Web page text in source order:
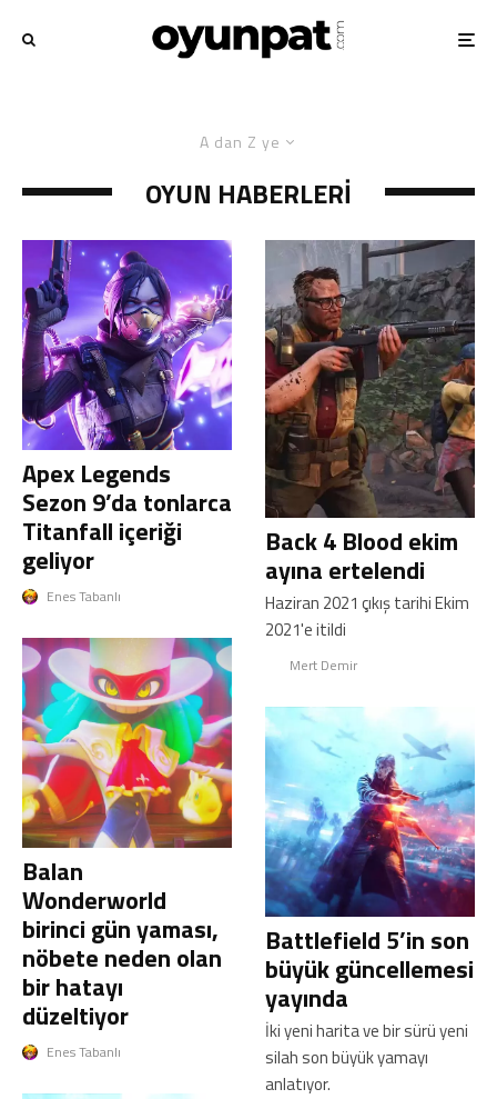
A dan Z ye
OYUN HABERLERI
Apex Legends
Sezon 9’da tonlarca
Titanfall içeriği
geliyor
Enes Tabanlı
Balan
Wonderworld
birinci gün yaması,
nöbete neden olan
bir hatayı
düzeltiyor
Enes Tabanlı
Back 4 Blood ekim
ayına ertelendi
Haziran 2021 çıkış tarihi Ekim
2021'e itildi
Mert Demir
Battlefield 5’in son
büyük güncellemesi
yayında
İki yeni harita ve bir sürü yeni
silah son büyük yamayı
anlatıyor.